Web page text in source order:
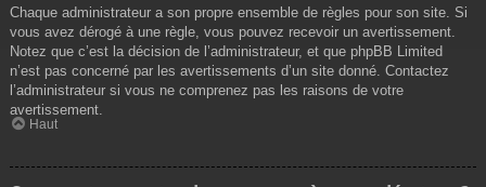
Chaque administrateur a son propre ensemble de règles pour son site. Si
vous avez dérogé à une règle, vous pouvez recevoir un avertissement.
Notez que c’est la décision de l’administrateur, et que phpBB Limited
n’est pas concerné par les avertissements d’un site donné. Contactez
l’administrateur si vous ne comprenez pas les raisons de votre
avertissement.
Haut